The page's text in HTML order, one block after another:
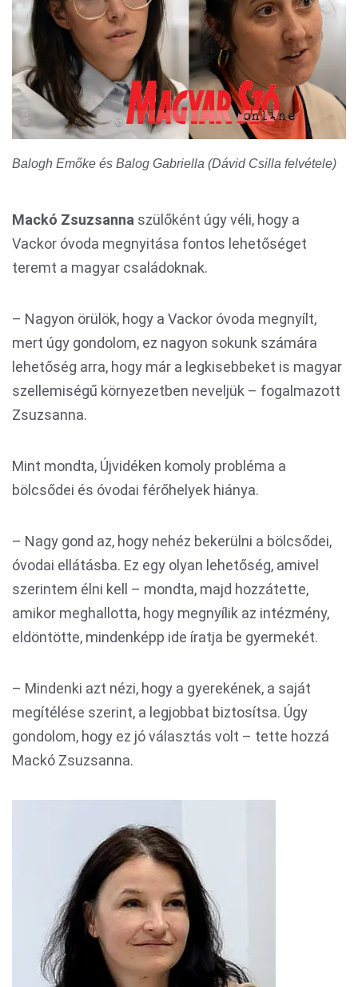
Balogh Emőke és Balog Gabriella (Dávid Csilla felvétele)
Mackó Zsuzsanna szülőként úgy véli, hogy a
Vackor óvoda megnyitása fontos lehetőséget
teremt a magyar családoknak.
– Nagyon örülök, hogy a Vackor óvoda megnyílt,
mert úgy gondolom, ez nagyon sokunk számára
lehetőség arra, hogy már a legkisebbeket is magyar
szellemiségű környezetben neveljük – fogalmazott
Zsuzsanna.
Mint mondta, Újvidéken komoly probléma a
bölcsődei és óvodai férőhelyek hiánya.
– Nagy gond az, hogy nehéz bekerülni a bölcsődei,
óvodai ellátásba. Ez egy olyan lehetőség, amivel
szerintem élni kell – mondta, majd hozzátette,
amikor meghallotta, hogy megnyílik az intézmény,
eldöntötte, mindenképp ide íratja be gyermekét.
– Mindenki azt nézi, hogy a gyerekének, a saját
megítélése szerint, a legjobbat biztosítsa. Úgy
gondolom, hogy ez jó választás volt – tette hozzá
Mackó Zsuzsanna.